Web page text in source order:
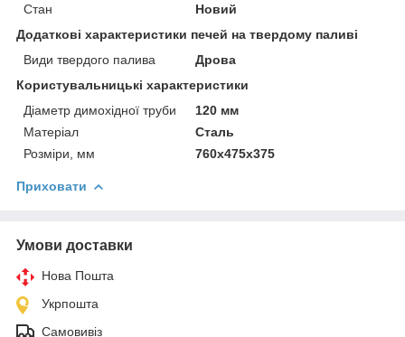
Стан
Новий
Додаткові характеристики печей на твердому паливі
Види твердого палива
Дрова
Користувальницькі характеристики
Діаметр димохідної труби
120 мм
Матеріал
Сталь
Розміри, мм
760x475x375
Приховати
Умови доставки
Нова Пошта
Укрпошта
Самовивіз